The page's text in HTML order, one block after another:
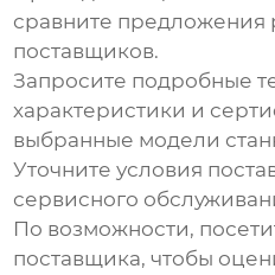
сравните предложения
поставщиков.
Запросите подробные
характеристики и
выбранные модели
Уточните условия
сервисного
По возможности,
поставщика, чтобы